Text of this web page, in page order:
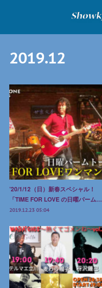
2019.12
’20/1/12（日）新春スペシャル！
「TIME FOR LOVE の日曜パーム…
2019.12.23 05:04